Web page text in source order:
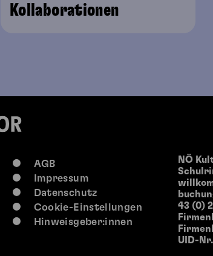
Kollaborationen
NÖ
43 (0)
UID-
AGB
Impressum
Datenschutz
Cookie-Einstellungen
Hinweisgeber:innen